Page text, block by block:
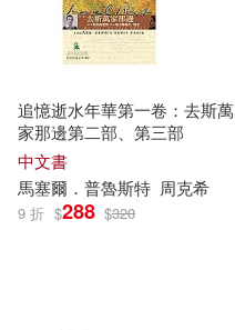
追憶逝水年華第一卷：去斯萬
家那邊第二部、第三部
中文書
馬塞爾 ． 普魯斯特 周克希
9 折 $288 $320